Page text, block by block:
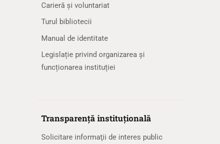
Carieră și voluntariat
Turul bibliotecii
Manual de identitate
Legislație privind organizarea și
funcționarea instituției
Transparență instituțională
Solicitare informaţii de interes public